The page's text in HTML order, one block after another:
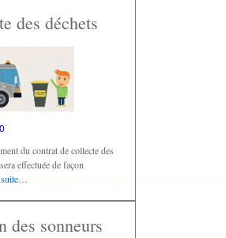
des déchets
du contrat de collecte des
effectuée de façon
des sonneurs